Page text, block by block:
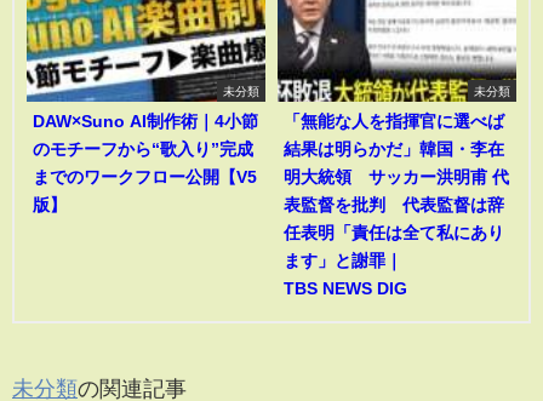
未分類
DAW×Suno AI制作術｜4小節
のモチーフから“歌入り”完成
までのワークフロー公開【V5
版】
未分類
「無能な人を指揮官に選べば
結果は明らかだ」韓国・李在
明大統領 サッカー洪明甫 代
表監督を批判 代表監督は辞
任表明「責任は全て私にあり
ます」と謝罪｜
TBS NEWS DIG
未分類の関連記事